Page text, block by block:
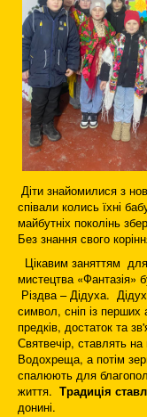
Діти знайомилися з
співали колись їхні
майбутніх поколінь
Без знання свого
Цікавим заняттям для
мистецтва «Фантазія»
Різдва – Дідуха.
символ, сніп із перших
предків, достаток та
Святвечір, ставлять
Водохреща, а потім
спалюють для
життя. Традиція
донині.